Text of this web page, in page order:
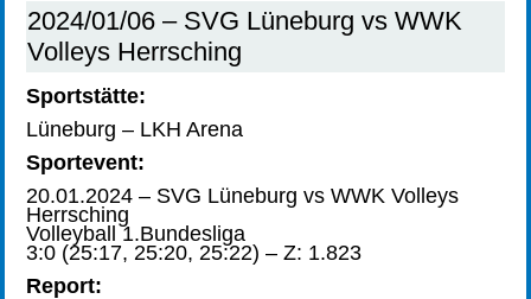
2024/01/06 – SVG Lüneburg vs WWK
Volleys Herrsching
Sportstätte:
Lüneburg – LKH Arena
Sportevent:
20.01.2024 – SVG Lüneburg vs WWK Volleys
Herrsching
Volleyball 1.Bundesliga
3:0 (25:17, 25:20, 25:22) – Z: 1.823
Report: